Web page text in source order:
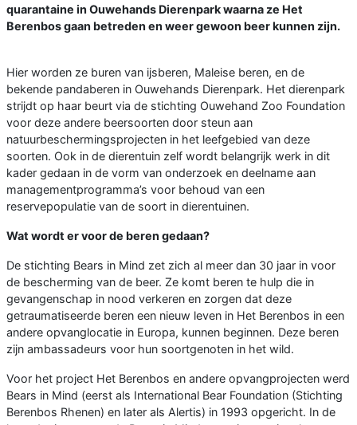
quarantaine in Ouwehands Dierenpark waarna ze Het
Berenbos gaan betreden en weer gewoon beer kunnen zijn.
Hier worden ze buren van ijsberen, Maleise beren, en de
bekende pandaberen in Ouwehands Dierenpark. Het dierenpark
strijdt op haar beurt via de stichting Ouwehand Zoo Foundation
voor deze andere beersoorten door steun aan
natuurbeschermingsprojecten in het leefgebied van deze
soorten. Ook in de dierentuin zelf wordt belangrijk werk in dit
kader gedaan in de vorm van onderzoek en deelname aan
managementprogramma’s voor behoud van een
reservepopulatie van de soort in dierentuinen.
Wat wordt er voor de beren gedaan?
De stichting Bears in Mind zet zich al meer dan 30 jaar in voor
de bescherming van de beer. Ze komt beren te hulp die in
gevangenschap in nood verkeren en zorgen dat deze
getraumatiseerde beren een nieuw leven in Het Berenbos in een
andere opvanglocatie in Europa, kunnen beginnen. Deze beren
zijn ambassadeurs voor hun soortgenoten in het wild.
Voor het project Het Berenbos en andere opvangprojecten werd
Bears in Mind (eerst als International Bear Foundation (Stichting
Berenbos Rhenen) en later als Alertis) in 1993 opgericht. In de